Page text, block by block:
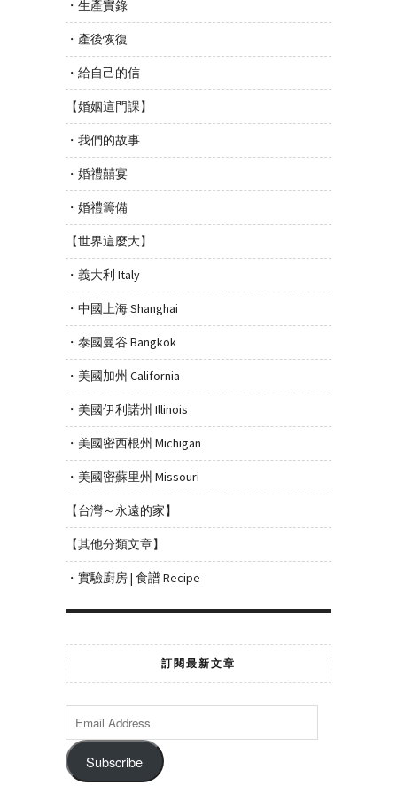
・生產實錄
・產後恢復
・給自己的信
【婚姻這門課】
・我們的故事
・婚禮囍宴
・婚禮籌備
【世界這麼大】
・義大利 Italy
・中國上海 Shanghai
・泰國曼谷 Bangkok
・美國加州 California
・美國伊利諾州 Illinois
・美國密西根州 Michigan
・美國密蘇里州 Missouri
【台灣～永遠的家】
【其他分類文章】
・實驗廚房 | 食譜 Recipe
訂閱最新文章
Subscribe